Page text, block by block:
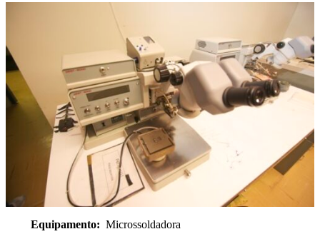
Equipamento: Microssoldadora